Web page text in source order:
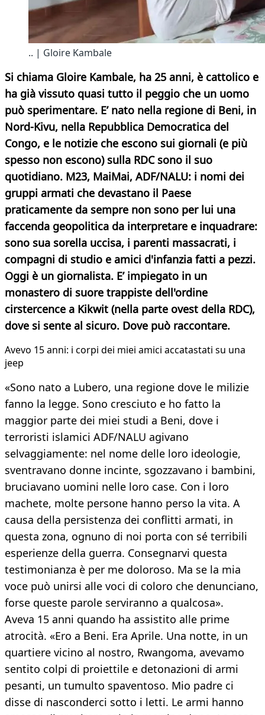
.. | Gloire Kambale
Si chiama Gloire Kambale, ha 25 anni, è cattolico e
ha già vissuto quasi tutto il peggio che un uomo
può sperimentare. E’ nato nella regione di Beni, in
Nord-Kivu, nella Repubblica Democratica del
Congo, e le notizie che escono sui giornali (e più
spesso non escono) sulla RDC sono il suo
quotidiano. M23, MaiMai, ADF/NALU: i nomi dei
gruppi armati che devastano il Paese
praticamente da sempre non sono per lui una
faccenda geopolitica da interpretare e inquadrare:
sono sua sorella uccisa, i parenti massacrati, i
compagni di studio e amici d'infanzia fatti a pezzi.
Oggi è un giornalista. E’ impiegato in un
monastero di suore trappiste dell'ordine
cirstercence a Kikwit (nella parte ovest della RDC),
dove si sente al sicuro. Dove può raccontare.
​Avevo 15 anni: i corpi dei miei amici accatastati su una
jeep
«Sono nato a Lubero, una regione dove le milizie
fanno la legge. Sono cresciuto e ho fatto la
maggior parte dei miei studi a Beni, dove i
terroristi islamici ADF/NALU agivano
selvaggiamente: nel nome delle loro ideologie,
sventravano donne incinte, sgozzavano i bambini,
bruciavano uomini nelle loro case. Con i loro
machete, molte persone hanno perso la vita. A
causa della persistenza dei conflitti armati, in
questa zona, ognuno di noi porta con sé terribili
esperienze della guerra. Consegnarvi questa
testimonianza è per me doloroso. Ma se la mia
voce può unirsi alle voci di coloro che denunciano,
forse queste parole serviranno a qualcosa».
Aveva 15 anni quando ha assistito alle prime
atrocità. «Ero a Beni. Era Aprile. Una notte, in un
quartiere vicino al nostro, Rwangoma, avevamo
sentito colpi di proiettile e detonazioni di armi
pesanti, un tumulto spaventoso. Mio padre ci
disse di nasconderci sotto i letti. Le armi hanno